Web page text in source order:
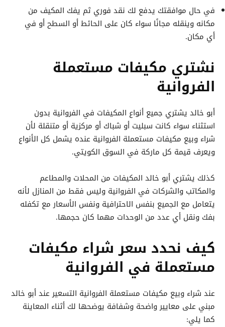
في حال موافقتك يدفع لك نقد فوري ثم يفك المكيف من
مكانه وينقله مجانًا سواء كان على الحائط أو السطح أو في
أي مكان.
نشتري مكيفات مستعملة
الفروانية
أبو خالد يشتري جميع أنواع المكيفات في الفروانية بدون
استثناء سواء كانت سبليت أو شباك أو مركزية أو متنقلة لأن
شراء وبيع مكيفات مستعملة الفروانية عنده يشمل كل الأنواع
ويعرف قيمة كل ماركة في السوق الكويتي.
كذلك يشتري أبو خالد المكيفات من المحلات والمطاعم
والمكاتب والشركات في الفروانية وليس فقط من المنازل لأنه
يتعامل مع الجميع بنفس الاحترافية ونفس الأسعار مع تكفله
بفك ونقل أي عدد من الوحدات مهما كان حجمها.
كيف نحدد سعر شراء مكيفات
مستعملة في الفروانية
عند شراء وبيع مكيفات مستعملة الفروانية التسعير عند أبو خالد
مبني على معايير واضحة وشفافة يوضحها لك أثناء المعاينة
كما يلي: